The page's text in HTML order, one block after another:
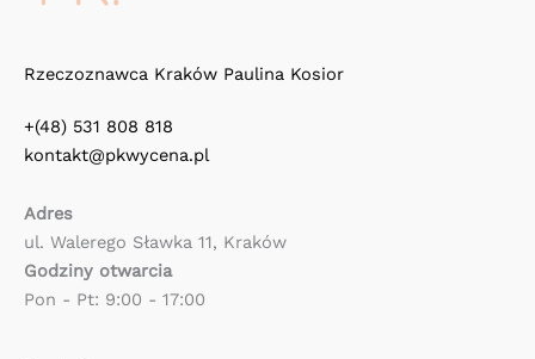
Rzeczoznawca Kraków Paulina Kosior
+(48) 531 808 818
kontakt@pkwycena.pl
Adres
ul. Walerego Sławka 11, Kraków
Godziny otwarcia
Pon - Pt: 9:00 - 17:00